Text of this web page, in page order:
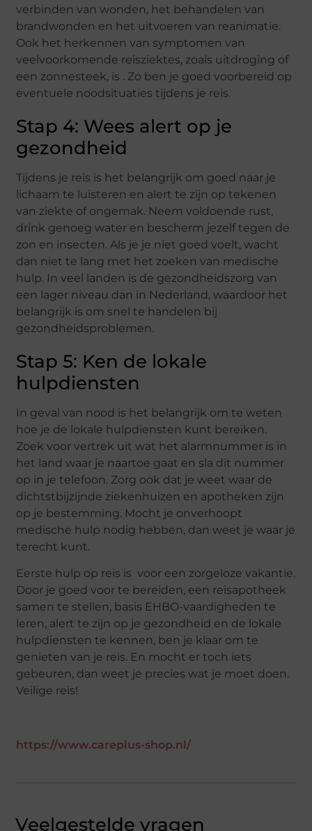
verbinden van wonden, het behandelen van
brandwonden en het uitvoeren van reanimatie.
Ook het herkennen van symptomen van
veelvoorkomende reisziektes, zoals uitdroging of
een zonnesteek, is . Zo ben je goed voorbereid op
eventuele noodsituaties tijdens je reis.
Stap 4: Wees alert op je
gezondheid
Tijdens je reis is het belangrijk om goed naar je
lichaam te luisteren en alert te zijn op tekenen
van ziekte of ongemak. Neem voldoende rust,
drink genoeg water en bescherm jezelf tegen de
zon en insecten. Als je je niet goed voelt, wacht
dan niet te lang met het zoeken van medische
hulp. In veel landen is de gezondheidszorg van
een lager niveau dan in Nederland, waardoor het
belangrijk is om snel te handelen bij
gezondheidsproblemen.
Stap 5: Ken de lokale
hulpdiensten
In geval van nood is het belangrijk om te weten
hoe je de lokale hulpdiensten kunt bereiken.
Zoek voor vertrek uit wat het alarmnummer is in
het land waar je naartoe gaat en sla dit nummer
op in je telefoon. Zorg ook dat je weet waar de
dichtstbijzijnde ziekenhuizen en apotheken zijn
op je bestemming. Mocht je onverhoopt
medische hulp nodig hebben, dan weet je waar je
terecht kunt.
Eerste hulp op reis is voor een zorgeloze vakantie.
Door je goed voor te bereiden, een reisapotheek
samen te stellen, basis EHBO-vaardigheden te
leren, alert te zijn op je gezondheid en de lokale
hulpdiensten te kennen, ben je klaar om te
genieten van je reis. En mocht er toch iets
gebeuren, dan weet je precies wat je moet doen.
Veilige reis!
https://www.careplus-shop.nl/
Veelgestelde vragen